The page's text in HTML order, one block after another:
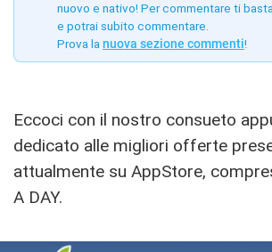
nuovo e nativo! Per commentare ti
e potrai subito commentare.
Prova la nuova sezione commenti!
Eccoci con il nostro consueto
dedicato alle migliori offerte
attualmente su AppStore,
A DAY.